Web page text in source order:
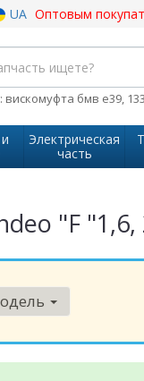
UA Оптовым
бмв е39,
Электрическая
часть
"F "1,6,